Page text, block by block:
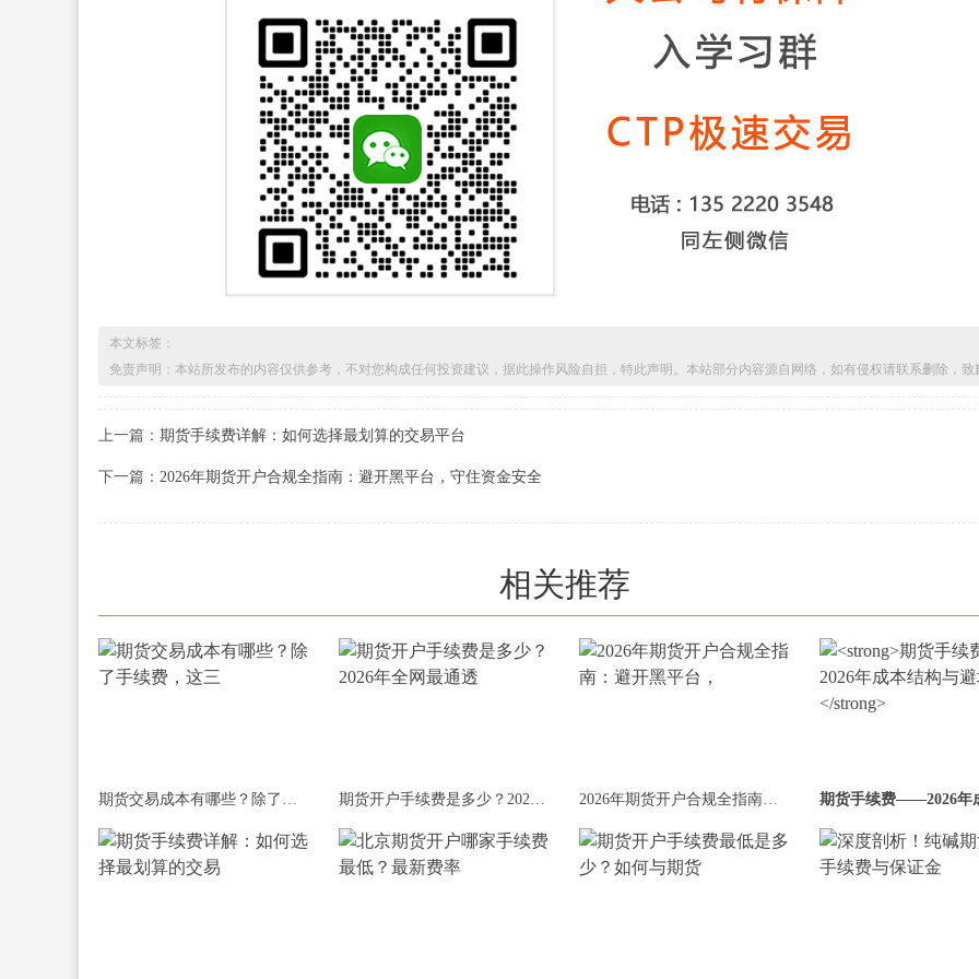
本文标签：
免责声明：本站所发布的内容仅供参考，不对您构成任何投资建议，据此操作风险自担，特此声明。本站部分内容源自网络，如有侵权请联系删除，致
上一篇： 期货手续费详解：如何选择最划算的交易平台
下一篇： 2026年期货开户合规全指南：避开黑平台，守住资金安全
相关推荐
期货交易成本有哪些？除了手续费，这三 期货开户手续费是多少？2026年全网最通透 2026年期货开户合规全指南：避开黑平台，